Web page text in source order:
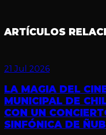
ARTÍCULOS
21 Jul 2026
LA MAGIA DEL
MUNICIPAL DE
CON UN
SINFÓNICA DE